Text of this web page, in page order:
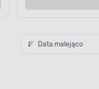
Data malejąco